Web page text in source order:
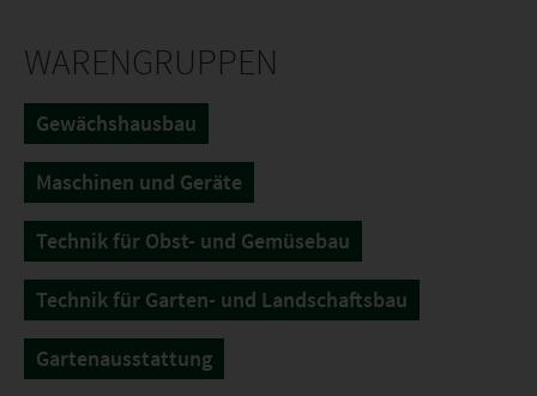
WARENGRUPPEN
Gewächshausbau
Maschinen und Geräte
Technik für Obst- und Gemüsebau
Technik für Garten- und Landschaftsbau
Gartenausstattung